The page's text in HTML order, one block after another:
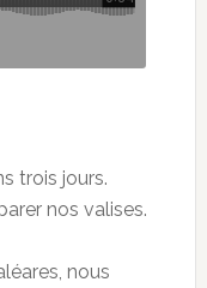
trois jours.
nos valises.
nous